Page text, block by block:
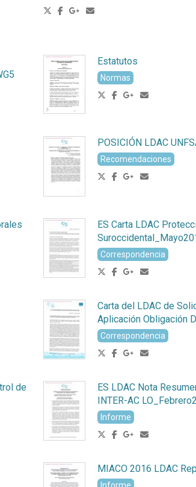
Estatutos
Normas
POSICIÓN LDAC
Recomendaciones
ES Carta LDAC
Correspondencia
Carta del LDAC de
Aplicación Obligación
Correspondencia
de
ES LDAC Nota
INTER-AC
Informe
MIACO 2016 LDAC